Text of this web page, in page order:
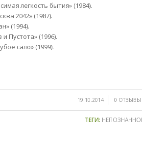
легкость бытия» (1984).
2042» (1987).
(1994).
Пустота» (1996).
сало» (1999).
19.10.2014
/ 0 ОТЗЫВЫ
/
ТЕГИ: